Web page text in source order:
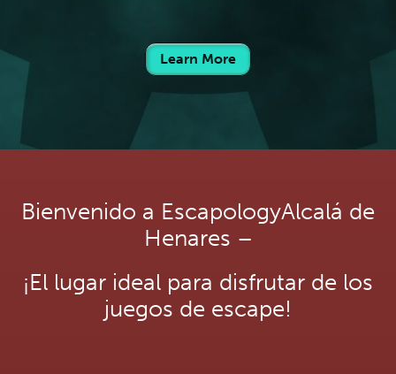
Learn More
Bienvenido a EscapologyAlcalá de
Henares –
¡El lugar ideal para disfrutar de los
juegos de escape!